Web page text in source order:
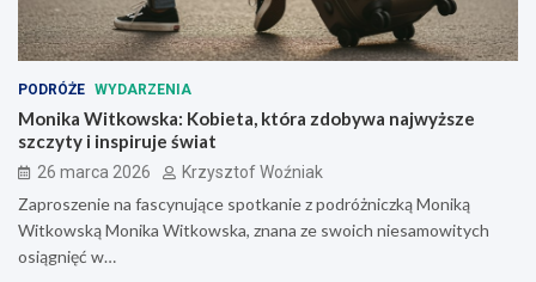
PODRÓŻE WYDARZENIA
Monika Witkowska: Kobieta, która zdobywa najwyższe
szczyty i inspiruje świat
26 marca 2026 Krzysztof Woźniak
Zaproszenie na fascynujące spotkanie z podróżniczką Moniką
Witkowską Monika Witkowska, znana ze swoich niesamowitych
osiągnięć w…